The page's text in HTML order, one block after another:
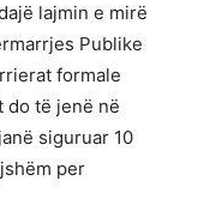
lajmin e mirë
Publike
formale
do të jenë në
siguruar 10
per